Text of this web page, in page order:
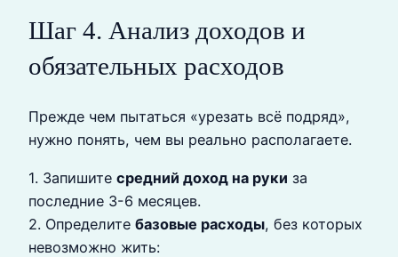
Шаг 4. Анализ доходов и
обязательных расходов
Прежде чем пытаться «урезать всё подряд»,
нужно понять, чем вы реально располагаете.
1. Запишите средний доход на руки за
последние 3-6 месяцев.
2. Определите базовые расходы, без которых
невозможно жить: